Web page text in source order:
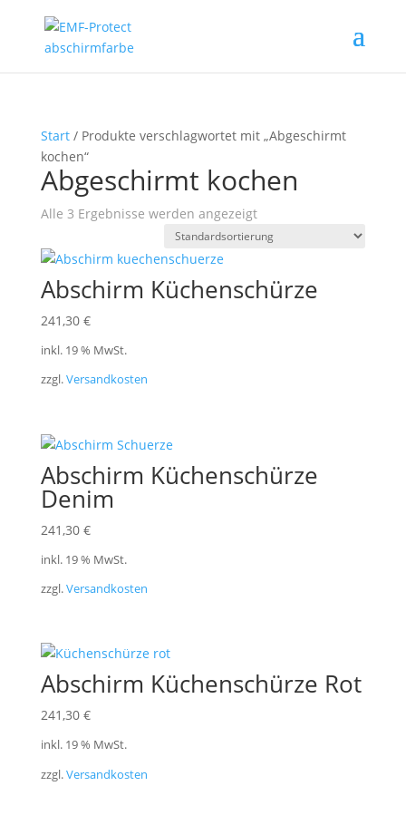
Start/ Produkte verschlagwortet mit „Abgeschirmt
kochen“
Abgeschirmt kochen
Alle 3 Ergebnisse werden angezeigt
Abschirm Küchenschürze
241,30 €
inkl. 19 % MwSt.
zzgl.Versandkosten
Abschirm Küchenschürze
Denim
241,30 €
inkl. 19 % MwSt.
zzgl.Versandkosten
Abschirm Küchenschürze Rot
241,30 €
inkl. 19 % MwSt.
zzgl.Versandkosten